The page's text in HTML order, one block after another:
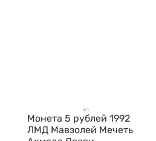
Монета 5 рублей 1992
ЛМД Мавзолей Мечеть